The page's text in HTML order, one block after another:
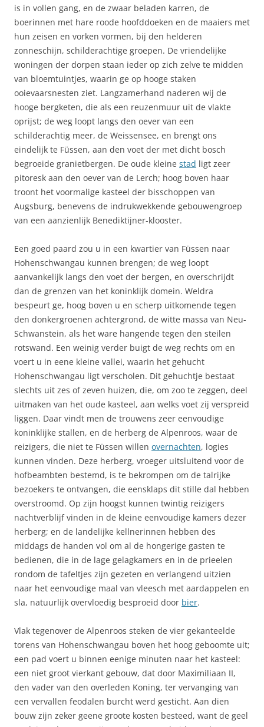
is in vollen gang, en de zwaar beladen karren, de
boerinnen met hare roode hoofddoeken en de maaiers met
hun zeisen en vorken vormen, bij den helderen
zonneschijn, schilderachtige groepen. De vriendelijke
woningen der dorpen staan ieder op zich zelve te midden
van bloemtuintjes, waarin ge op hooge staken
ooievaarsnesten ziet. Langzamerhand naderen wij de
hooge bergketen, die als een reuzenmuur uit de vlakte
oprijst; de weg loopt langs den oever van een
schilderachtig meer, de Weissensee, en brengt ons
eindelijk te Füssen, aan den voet der met dicht bosch
begroeide granietbergen. De oude kleine stad ligt zeer
pitoresk aan den oever van de Lerch; hoog boven haar
troont het voormalige kasteel der bisschoppen van
Augsburg, benevens de indrukwekkende gebouwengroep
van een aanzienlijk Benediktijner-klooster.
Een goed paard zou u in een kwartier van Füssen naar
Hohenschwangau kunnen brengen; de weg loopt
aanvankelijk langs den voet der bergen, en overschrijdt
dan de grenzen van het koninklijk domein. Weldra
bespeurt ge, hoog boven u en scherp uitkomende tegen
den donkergroenen achtergrond, de witte massa van Neu-
Schwanstein, als het ware hangende tegen den steilen
rotswand. Een weinig verder buigt de weg rechts om en
voert u in eene kleine vallei, waarin het gehucht
Hohenschwangau ligt verscholen. Dit gehuchtje bestaat
slechts uit zes of zeven huizen, die, om zoo te zeggen, deel
uitmaken van het oude kasteel, aan welks voet zij verspreid
liggen. Daar vindt men de trouwens zeer eenvoudige
koninklijke stallen, en de herberg de Alpenroos, waar de
reizigers, die niet te Füssen willen overnachten, logies
kunnen vinden. Deze herberg, vroeger uitsluitend voor de
hofbeambten bestemd, is te bekrompen om de talrijke
bezoekers te ontvangen, die eensklaps dit stille dal hebben
overstroomd. Op zijn hoogst kunnen twintig reizigers
nachtverblijf vinden in de kleine eenvoudige kamers dezer
herberg; en de landelijke kellnerinnen hebben des
middags de handen vol om al de hongerige gasten te
bedienen, die in de lage gelagkamers en in de prieelen
rondom de tafeltjes zijn gezeten en verlangend uitzien
naar het eenvoudige maal van vleesch met aardappelen en
sla, natuurlijk overvloedig besproeid door bier.
Vlak tegenover de Alpenroos steken de vier gekanteelde
torens van Hohenschwangau boven het hoog geboomte uit;
een pad voert u binnen eenige minuten naar het kasteel:
een niet groot vierkant gebouw, dat door Maximiliaan II,
den vader van den overleden Koning, ter vervanging van
een vervallen feodalen burcht werd gesticht. Aan dien
bouw zijn zeker geene groote kosten besteed, want de geel